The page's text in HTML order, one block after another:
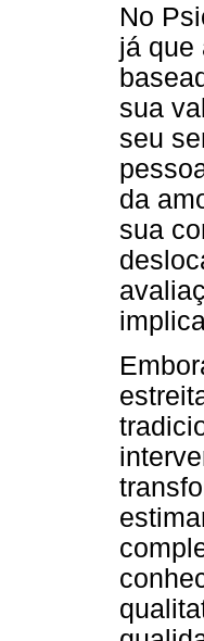
No
já que
sua
seu
da
sua